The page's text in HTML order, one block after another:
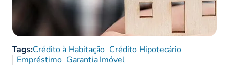
Tags:Crédito à Habitação Crédito Hipotecário
Empréstimo Garantia Imóvel